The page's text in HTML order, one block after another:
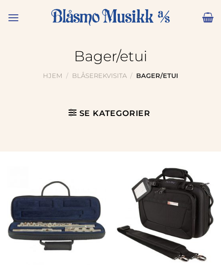
Bager/etui
HJEM / BLÅSEREKVISITA / BAGER/ETUI
SE KATEGORIER